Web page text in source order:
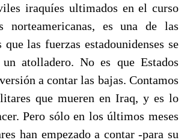
iraquíes ultimados en el curso
norteamericanas, es una de las
las fuerzas estadounidenses se
un atolladero. No es que Estados
a contar las bajas. Contamos
que mueren en Iraq, y es lo
Pero sólo en los últimos meses
han empezado a contar -para su